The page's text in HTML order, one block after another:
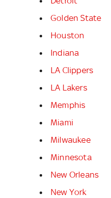
Golden State
Houston
Indiana
LA Clippers
LA Lakers
Memphis
Miami
Milwaukee
Minnesota
New Orleans
New York